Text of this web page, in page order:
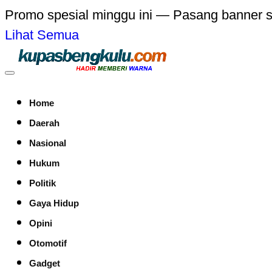
Promo spesial minggu ini — Pasang banner
Lihat Semua
Home
Daerah
Nasional
Hukum
Politik
Gaya Hidup
Opini
Otomotif
Gadget